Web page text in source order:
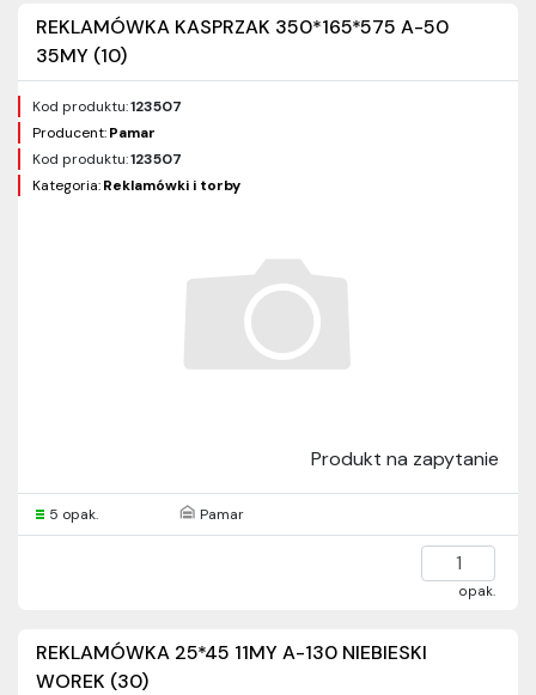
REKLAMÓWKA KASPRZAK 350*165*575 A-50
35MY (10)
Kod produktu:123507
Producent:Pamar
Kod produktu:123507
Kategoria:Reklamówki i torby
Produkt na zapytanie
5 opak. Pamar
opak.
REKLAMÓWKA 25*45 11MY A-130 NIEBIESKI
WOREK (30)